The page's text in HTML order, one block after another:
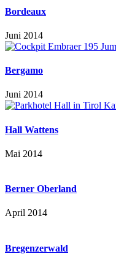
Bordeaux
Juni 2014
Bergamo
Juni 2014
Hall Wattens
Mai 2014
Berner Oberland
April 2014
Bregenzerwald